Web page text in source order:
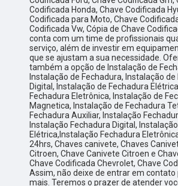
Codificada Honda, Chave Codificada
Codificada para Moto, Chave
Codificada Vw, Cópia de Chave
conta com um time de profissionais
serviço, além de investir em
que se ajustam a sua necessidade.
também a opção de Instalação de
Instalação de Fechadura, Instalação de
Digital, Instalação de Fechadura
Fechadura Eletrônica, Instalação de
Magnetica, Instalação de Fechadura
Fechadura Auxiliar, Instalação
Instalação Fechadura Digital,
Elétrica,Instalação Fechadura
24hrs, Chaves canivete, Chaves
Citroen, Chave Canivete Citroen e
Chave Codificada Chevrolet, Chave
Assim, não deixe de entrar em contato
mais. Teremos o prazer de atender